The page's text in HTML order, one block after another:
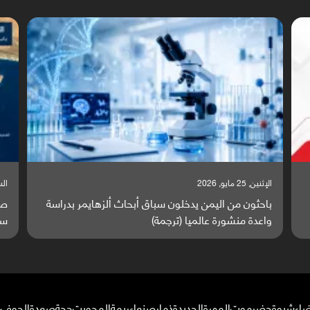
السبت, 23 مايو, 2026
صراع دولي يتصاعد قرب اليمن والبحر الأحمر يتحول إلى
ساحة مواجهة عالمية (ترجمة)